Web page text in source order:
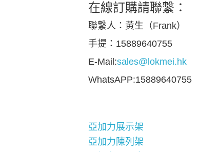
在線訂購請聯繫：
聯繫人：黃生（Frank）
手提：15889640755
E-Mail:sales@lokmei.hk
WhatsAPP:15889640755
亞加力展示架
亞加力陳列架